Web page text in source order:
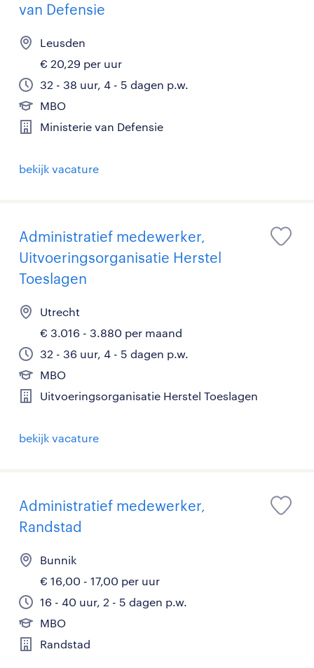
van Defensie
Leusden
€ 20,29 per uur
32 - 38 uur, 4 - 5 dagen p.w.
MBO
Ministerie van Defensie
bekijk vacature
Administratief medewerker,
Uitvoeringsorganisatie Herstel
Toeslagen
Utrecht
€ 3.016 - 3.880 per maand
32 - 36 uur, 4 - 5 dagen p.w.
MBO
Uitvoeringsorganisatie Herstel Toeslagen
bekijk vacature
Administratief medewerker,
Randstad
Bunnik
€ 16,00 - 17,00 per uur
16 - 40 uur, 2 - 5 dagen p.w.
MBO
Randstad